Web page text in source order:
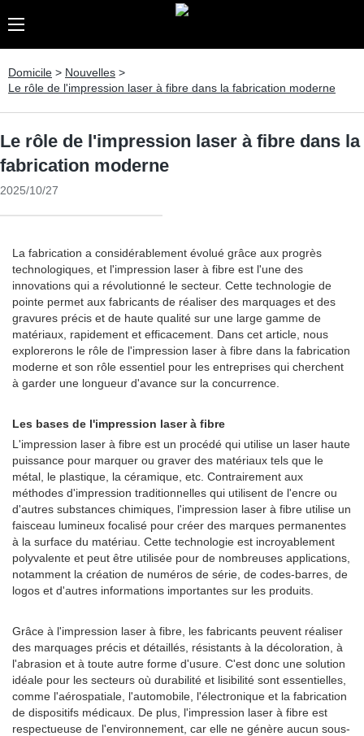
Domicile > Nouvelles >
Le rôle de l'impression laser à fibre dans la fabrication moderne
Le rôle de l'impression laser à fibre dans la
fabrication moderne
2025/10/27
La fabrication a considérablement évolué grâce aux progrès
technologiques, et l'impression laser à fibre est l'une des
innovations qui a révolutionné le secteur. Cette technologie de
pointe permet aux fabricants de réaliser des marquages ​​et des
gravures précis et de haute qualité sur une large gamme de
matériaux, rapidement et efficacement. Dans cet article, nous
explorerons le rôle de l'impression laser à fibre dans la fabrication
moderne et son rôle essentiel pour les entreprises qui cherchent
à garder une longueur d'avance sur la concurrence.
Les bases de l'impression laser à fibre
L'impression laser à fibre est un procédé qui utilise un laser haute
puissance pour marquer ou graver des matériaux tels que le
métal, le plastique, la céramique, etc. Contrairement aux
méthodes d'impression traditionnelles qui utilisent de l'encre ou
d'autres substances chimiques, l'impression laser à fibre utilise un
faisceau lumineux focalisé pour créer des marques permanentes
à la surface du matériau. Cette technologie est incroyablement
polyvalente et peut être utilisée pour de nombreuses applications,
notamment la création de numéros de série, de codes-barres, de
logos et d'autres informations importantes sur les produits.
Grâce à l'impression laser à fibre, les fabricants peuvent réaliser
des marquages ​​précis et détaillés, résistants à la décoloration, à
l'abrasion et à toute autre forme d'usure. C'est donc une solution
idéale pour les secteurs où durabilité et lisibilité sont essentielles,
comme l'aérospatiale, l'automobile, l'électronique et la fabrication
de dispositifs médicaux. De plus, l'impression laser à fibre est
respectueuse de l'environnement, car elle ne génère aucun sous-